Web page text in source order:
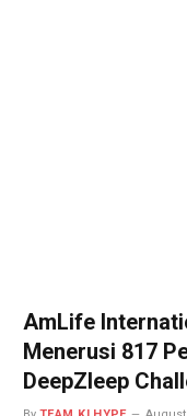
AmLife
Menerusi 817
DeepZleep